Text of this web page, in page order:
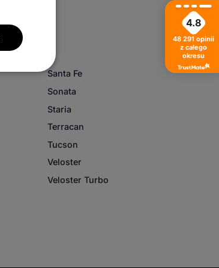
Santa Fe
Sonata
Staria
Terracan
Tucson
Veloster
Veloster Turbo
4.8
48 291 opinii
z całego
okresu